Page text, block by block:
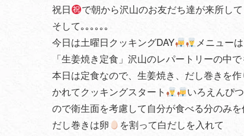
祝日
で朝から沢山のお友だち達が来所し
そして｡｡｡｡｡｡
今日は土曜日クッキングDAY
メニューは
「生姜焼き定食」沢山のレパートリーの中
本日は定食なので、生姜焼き、だし巻きを作
かれてクッキングスタート
いろえんぴ
ので衛生面を考慮して自分が食べる分のみ
だし巻きは卵
を割って白だしを入れて